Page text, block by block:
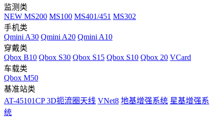
监测类
NEW MS200 MS100 MS401/451 MS302
手机类
Qmini A30 Qmini A20 Qmini A10
穿戴类
Qbox B10 Qbox S30 Qbox S15 Qbox S10 Qbox 20 VCard
车载类
Qbox M50
基准站类
AT-45101CP 3D扼流圈天线 VNet8 地基增强系统 星基增强系
统